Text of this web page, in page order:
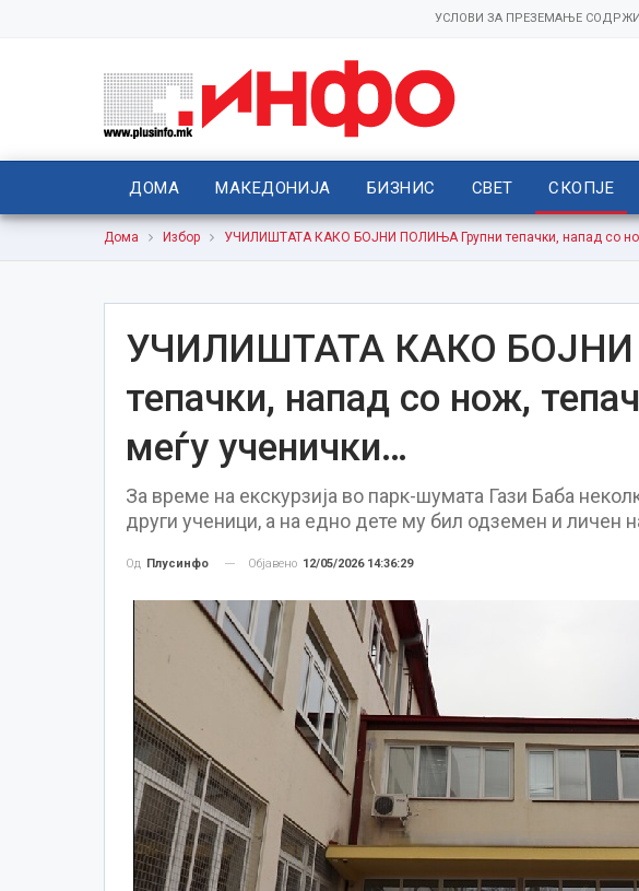
УСЛОВИ ЗА ПРЕЗЕМАЊЕ
ДОМА МАКЕДОНИЈА БИЗНИС СВЕТ СКОПЈЕ
Дома Избор УЧИЛИШТАТА КАКО БОЈНИ ПОЛИЊА Групни тепачки, напад со
УЧИЛИШТАТА КАКО
тепачки, напад со нож,
меѓу ученички…
За време на екскурзија во парк-шумата Гази Баба
други ученици, а на едно дете му бил одземен и личен
Од Плусинфо Објавено 12/05/2026 14:36:29